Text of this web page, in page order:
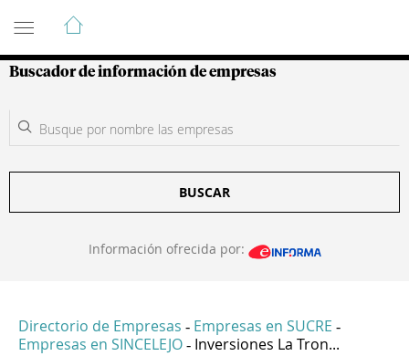
Guía de Empresas Colombianas
Buscador de información de empresas
BUSCAR
Información ofrecida por:
Directorio de Empresas - Empresas en SUCRE -
Empresas en SINCELEJO - Inversiones La Tron...